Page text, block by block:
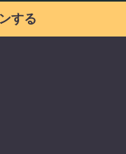
する